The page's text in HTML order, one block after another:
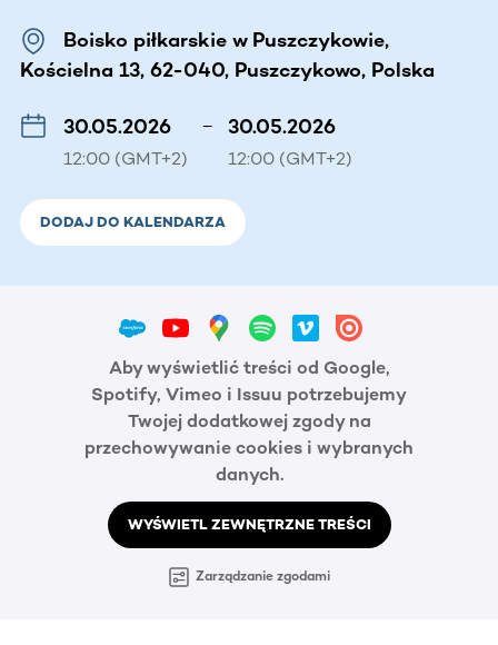
Boisko piłkarskie w Puszczykowie,
Kościelna 13, 62-040, Puszczykowo, Polska
30.05.2026
12:00 (GMT+2)
– 30.05.2026
12:00 (GMT+2)
DODAJ DO KALENDARZA
Aby wyświetlić treści od Google,
Spotify, Vimeo i Issuu potrzebujemy
Twojej dodatkowej zgody na
przechowywanie cookies i wybranych
danych.
WYŚWIETL ZEWNĘTRZNE TREŚCI
Zarządzanie zgodami